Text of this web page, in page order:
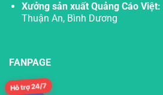
Xưởng sản xuất Quảng Cáo Việt:
Thuận An, Bình Dương
FANPAGE
Hỗ trợ 24/7